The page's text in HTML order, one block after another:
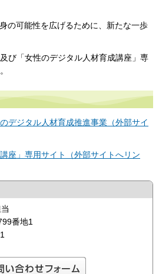
の可能性を広げるために、新たな一歩
び「女性のデジタル人材育成講座」専
デジタル人材育成推進事業（外部サイ
座」専用サイト（外部サイトへリン
番地1